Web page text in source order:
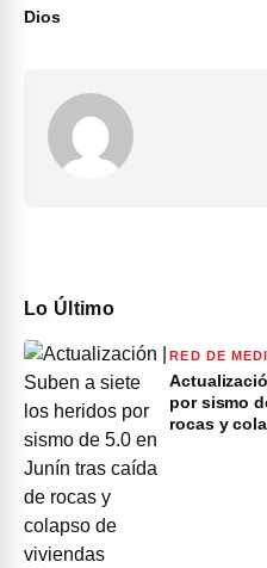
Dios
Lo Último
RED DE
por sismo
rocas y